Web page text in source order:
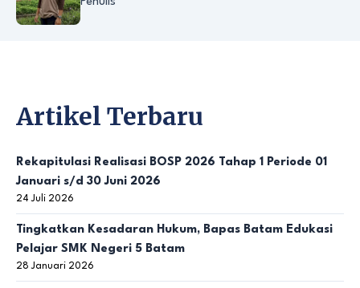
Artikel Terbaru
Rekapitulasi Realisasi BOSP 2026 Tahap 1 Periode 01
Januari s/d 30 Juni 2026
24 Juli 2026
Tingkatkan Kesadaran Hukum, Bapas Batam Edukasi
Pelajar SMK Negeri 5 Batam
28 Januari 2026